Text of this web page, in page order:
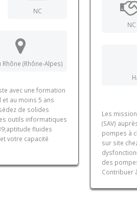
NC
Rhône (Rhône-Alpes)
avec une formation
au moins 5 ans
de solides
outils informatiques
fluides
votre capacité
NC
Les
(SAV)
pompes à
sur site
des
Contribuer